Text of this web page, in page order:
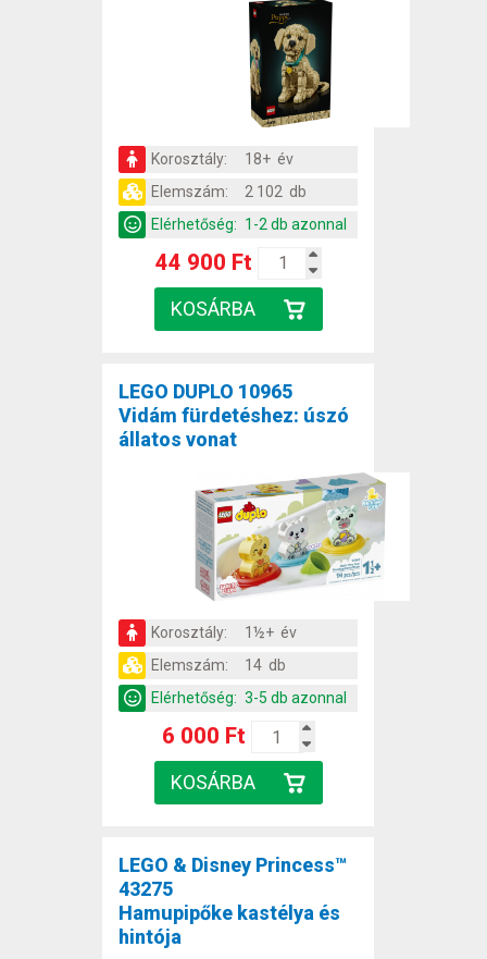
Korosztály:
18+ év
Elemszám:
2 102 db
Elérhetőség: 1-2 db azonnal
44 900 Ft
LEGO DUPLO 10965
Vidám fürdetéshez: úszó
állatos vonat
Korosztály:
1½+ év
Elemszám:
14 db
Elérhetőség: 3-5 db azonnal
6 000 Ft
LEGO & Disney Princess™
43275
Hamupipőke kastélya és
hintója